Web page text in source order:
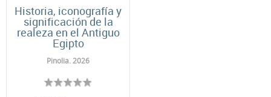
Historia, iconografía y
significación de la
realeza en el Antiguo
Egipto
Pinolia. 2026